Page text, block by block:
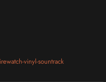
vinyl-sountrack